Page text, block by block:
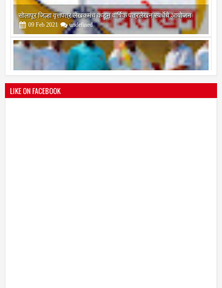
श्री मल्लिकार्जुन प्रशालेकडून उमाकांत गाढवे यांचा सत्कार
Mar 2021
LIKE ON FACEBOOK